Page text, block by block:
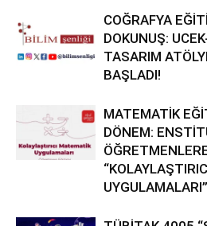
COĞRAFYA
DOKUNUŞ:
TASARIM
BAŞLADI!
MATEMATİK
DÖNEM: